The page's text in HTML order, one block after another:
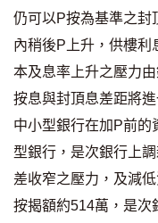
免費裝修轉介服務
裝修設計專欄
火險、家居、寵物保險
保險資訊專欄
聯絡我們
仍可以P按為基準之封
內稍後P上升，供樓利
本及息率上升之壓力
按息與封頂息差距將
中小型銀行在加P前的
型銀行，是次銀行上
差收窄之壓力，及減
按揭額約514萬，是次